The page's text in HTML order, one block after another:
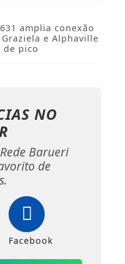
amplia conexão
e Alphaville
de pico
NO
Barueri
de
Facebook